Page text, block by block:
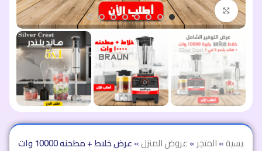
اضغط للتكبير
الرئيسية»المتجر»عروض المنزل»